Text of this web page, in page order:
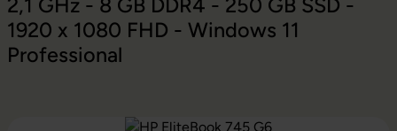
2,1 GHz - 8 GB DDR4 - 250 GB SSD -
1920 x 1080 FHD - Windows 11
Professional
Bildergalerie überspringen